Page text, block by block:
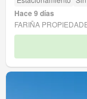
Hace 9 días
FARIÑA